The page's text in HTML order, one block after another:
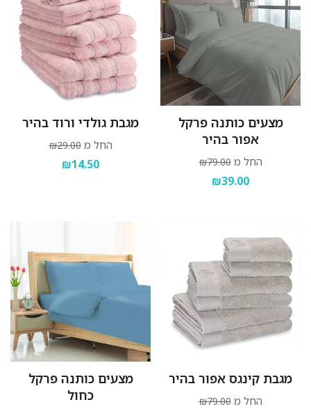
מצעים כותנה פרקל
אפור בהיר
החל מ ₪79.00
₪39.00
מגבת גולדי ורוד בהיר
החל מ ₪29.00
₪14.50
מגבת קינגס אפור בהיר
החל מ ₪79.00
מצעים כותנה פרקל
כחול